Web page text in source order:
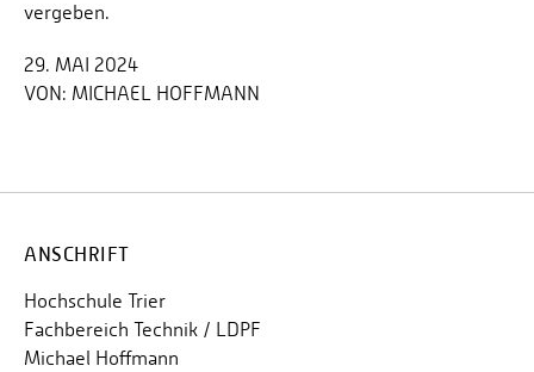
vergeben.
29. MAI 2024
VON: MICHAEL HOFFMANN
ANSCHRIFT
Hochschule Trier
Fachbereich Technik / LDPF
Michael Hoffmann